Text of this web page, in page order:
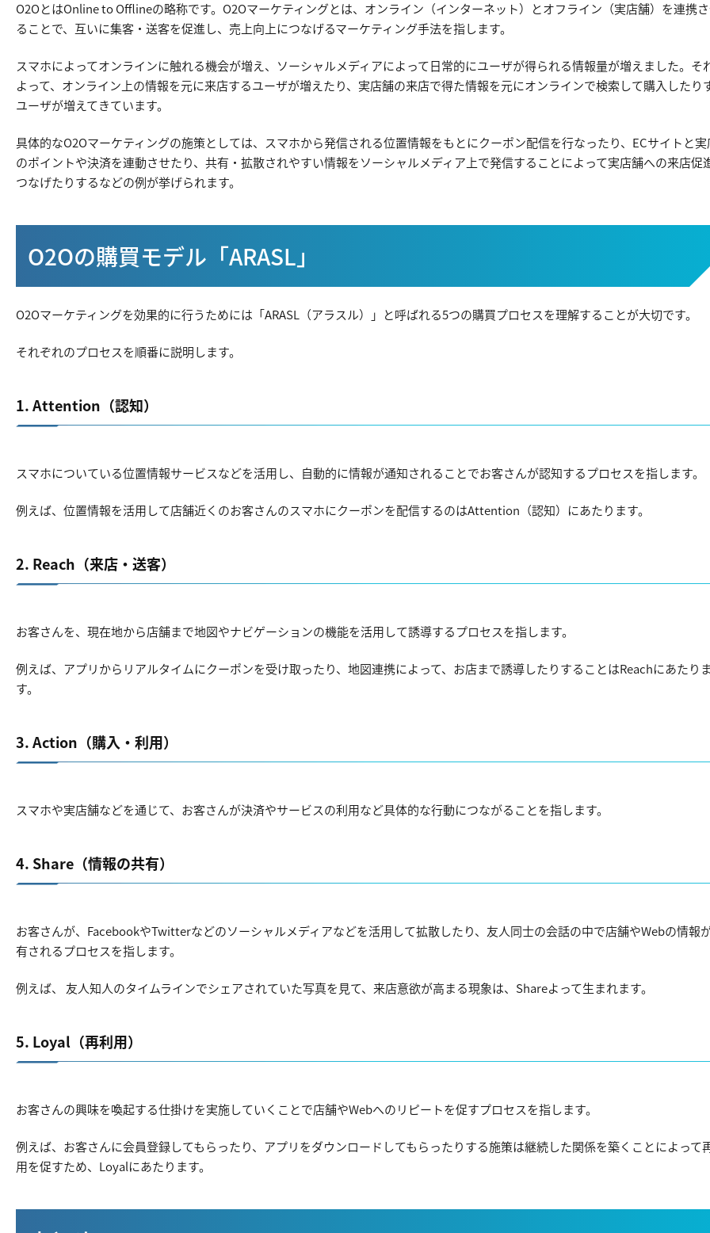
O2OとはOnline to Offlineの略称です。O2Oマーケティングとは、オンライン（インターネット）とオフライン（実店舗）を連携
ることで、互いに集客・送客を促進し、売上向上につなげるマーケティング手法を指します。
スマホによってオンラインに触れる機会が増え、ソーシャルメディアによって日常的にユーザが得られる情報量が増えました。そ
よって、オンライン上の情報を元に来店するユーザが増えたり、実店舗の来店で得た情報を元にオンラインで検索して購入したり
ユーザが増えてきています。
具体的なO2Oマーケティングの施策としては、スマホから発信される位置情報をもとにクーポン配信を行なったり、ECサイトと
のポイントや決済を連動させたり、共有・拡散されやすい情報をソーシャルメディア上で発信することによって実店舗への来店促
つなげたりするなどの例が挙げられます。
O2Oの購買モデル「ARASL」
O2Oマーケティングを効果的に行うためには「ARASL（アラスル）」と呼ばれる5つの購買プロセスを理解することが大切です。
それぞれのプロセスを順番に説明します。
1. Attention（認知）
スマホについている位置情報サービスなどを活用し、自動的に情報が通知されることでお客さんが認知するプロセスを指します。
例えば、位置情報を活用して店舗近くのお客さんのスマホにクーポンを配信するのはAttention（認知）にあたります。
2. Reach（来店・送客）
お客さんを、現在地から店舗まで地図やナビゲーションの機能を活用して誘導するプロセスを指します。
例えば、アプリからリアルタイムにクーポンを受け取ったり、地図連携によって、お店まで誘導したりすることはReachにあたりま
す。
3. Action（購入・利用）
スマホや実店舗などを通じて、お客さんが決済やサービスの利用など具体的な行動につながることを指します。
4. Share（情報の共有）
お客さんが、FacebookやTwitterなどのソーシャルメディアなどを活用して拡散したり、友人同士の会話の中で店舗やWebの情報
有されるプロセスを指します。
例えば、 友人知人のタイムラインでシェアされていた写真を見て、来店意欲が高まる現象は、Shareよって生まれます。
5. Loyal（再利用）
お客さんの興味を喚起する仕掛けを実施していくことで店舗やWebへのリピートを促すプロセスを指します。
例えば、お客さんに会員登録してもらったり、アプリをダウンロードしてもらったりする施策は継続した関係を築くことによって
用を促すため、Loyalにあたります。